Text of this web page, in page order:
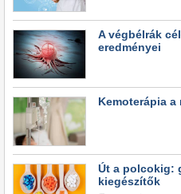
A végbélrák
eredményei
Kemoterápia a
Út a polcokig:
kiegészítők